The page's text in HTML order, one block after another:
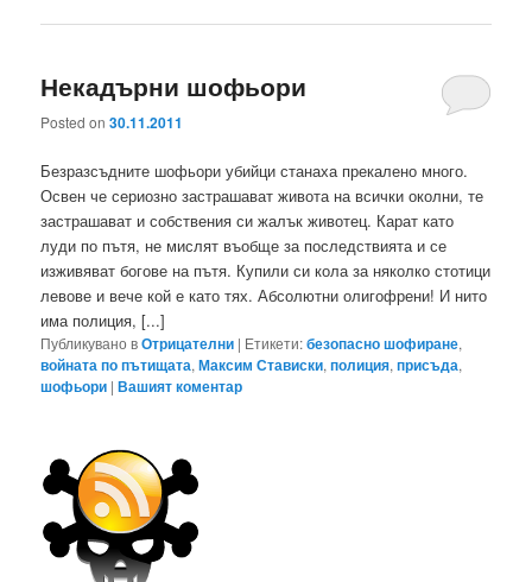
Некадърни шофьори
Posted on30.11.2011
Безразсъдните шофьори убийци станаха прекалено много.
Освен че сериозно застрашават живота на всички околни, те
застрашават и собствения си жалък животец. Карат като
луди по пътя, не мислят въобще за последствията и се
изживяват богове на пътя. Купили си кола за няколко стотици
левове и вече кой е като тях. Абсолютни олигофрени! И нито
има полиция, [...]
Публикувано вОтрицателни | Етикети:безопасно шофиране,
войната по пътищата,Максим Стависки,полиция,присъда,
шофьори |Вашият коментар